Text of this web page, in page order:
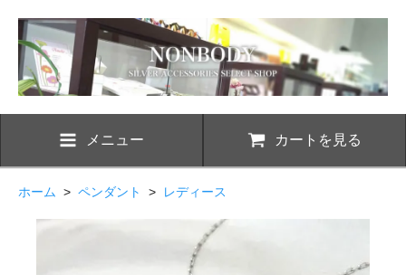
メニュー カートを見る
ホーム > ペンダント > レディース